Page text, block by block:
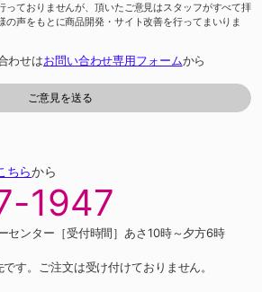
っておりませんが、頂いたご意見はスタッフがすべて拝
の声をもとに商品開発・サイト改善を行ってまいりま
わせはお問い合わせ専用フォームから
ちらから
1947
センター［受付時間］あさ10時～夕方6時
す。ご注文は受け付けておりません。